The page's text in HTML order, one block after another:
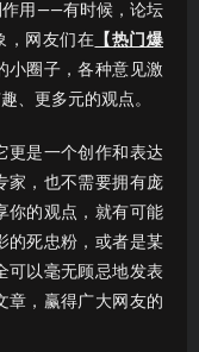
作用——有时候，论坛
，网友们在 【热门爆
小圈子，各种意见激
、更多元的观点。
更是一个创作和表达
家，也不需要拥有庞
你的观点，就有可能
的死忠粉，或者是某
可以毫无顾忌地发表
章，赢得广大网友的